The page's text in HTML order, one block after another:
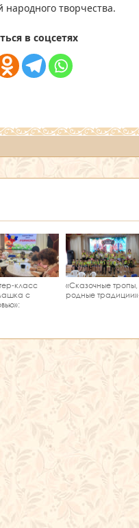
творчества.
в соцсетях
с
«Сказочные тропы,
родные традиции»